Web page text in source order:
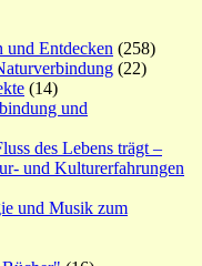
und Entdecken (258)
(22)
(14)
und
des Lebens trägt –
und Kulturerfahrungen
und Musik zum